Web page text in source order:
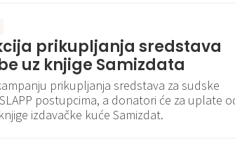
prikupljanja sredstava
uz knjige Samizdata
prikupljanja sredstava za sudske
postupcima, a donatori će za uplate
izdavačke kuće Samizdat.